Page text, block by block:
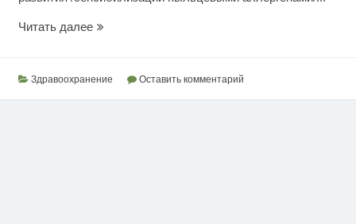
Читать далееБудьте
Здравоохранение Оставить комментарий